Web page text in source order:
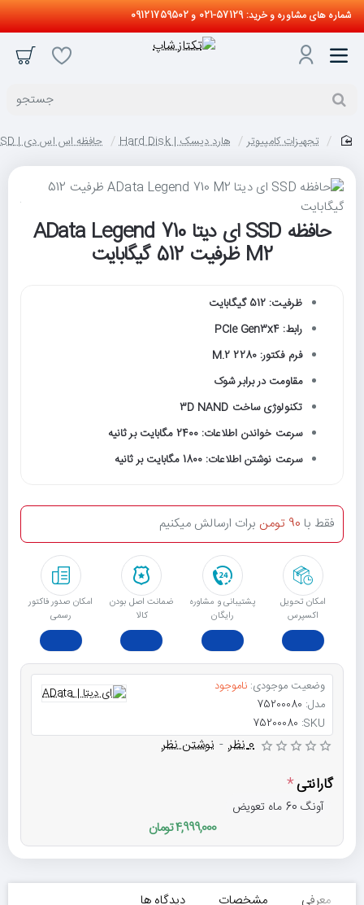
شماره های مشاوره و خرید: 57129-021 و 09121759502
جستجو
تجهیزات کامپیوتر هارد دیسک | Hard Disk حافظه اس اس دی | SSD
حافظه SSD ای دیتا AData Legend 710
M2 ظرفیت 512 گیگابایت
ظرفیت: 512 گیگابایت
رابط: PCIe Gen3x4
فرم فکتور: M.2 2280
مقاومت در برابر شوک
تکنولوژی ساخت 3D NAND
سرعت خواندن اطلاعات: 2400 مگابایت بر ثانیه
سرعت نوشتن اطلاعات: 1800 مگابایت بر ثانیه
امکان تحویل
اکسپرس
پشتیبانی و مشاوره
رایگان
ﺿﻤﺎﻧﺖ اﺻﻞ ﺑﻮدن
ﮐﺎﻟﺎ
امکان صدور فاکتور
رسمی
فقط با 90 تومن برات ارسالش میکنیم
وضعیت موجودی: ناموجود
مدل: 75200080
SKU:
75200080
0 نظر - نوشتن نظر
گارانتی
آونگ 60 ماه تعویض
4,999,000 تومان
معرفی مشخصات
دیدگاه ها